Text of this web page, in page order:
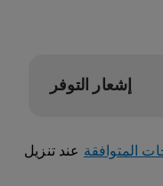
إشعار التوفر
المتوافقة عند تنزيل